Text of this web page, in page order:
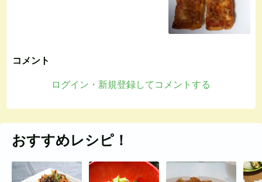
コメント
ログイン・新規登録してコメントする
おすすめレシピ！